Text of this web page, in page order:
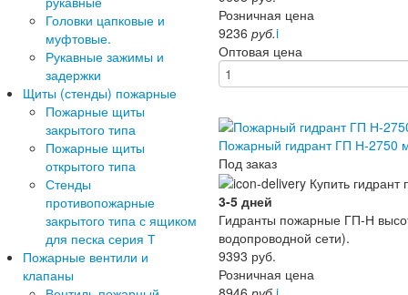
Головки цапковые и
муфтовые.
Рукавные зажимы и
задержки
Щиты (стенды) пожарные
Пожарные щиты
закрытого типа
Пожарные щиты
открытого типа
Стенды
противопожарные
закрытого типа с ящиком
для песка серия Т
Пожарные вентили и
клапаны
Розничная цена
9236 руб.i
Оптовая цена
Пожарный гидрант ГП Н-2750
Под заказ
3-5 дней
Гидранты пожарные ГП-Н
водопроводной сети).
9393 руб.
Розничная цена